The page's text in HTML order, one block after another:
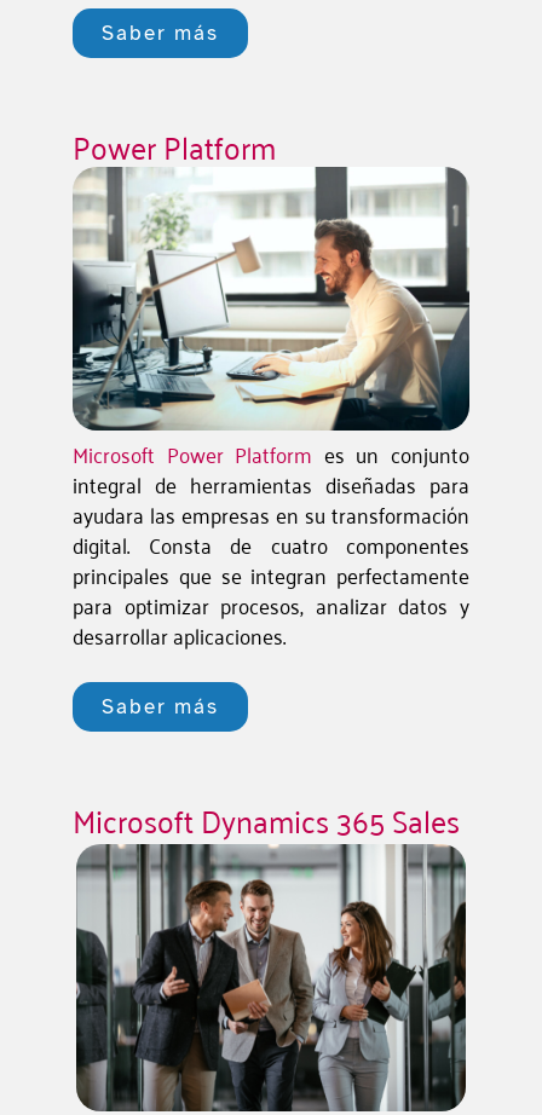
Saber más
Power Platform
Microsoft Power Platform es un conjunto
integral de herramientas diseñadas para
ayudara las empresas en su transformación
digital. Consta de cuatro componentes
principales que se integran perfectamente
para optimizar procesos, analizar datos y
desarrollar aplicaciones.
Saber más
Microsoft Dynamics 365 Sales